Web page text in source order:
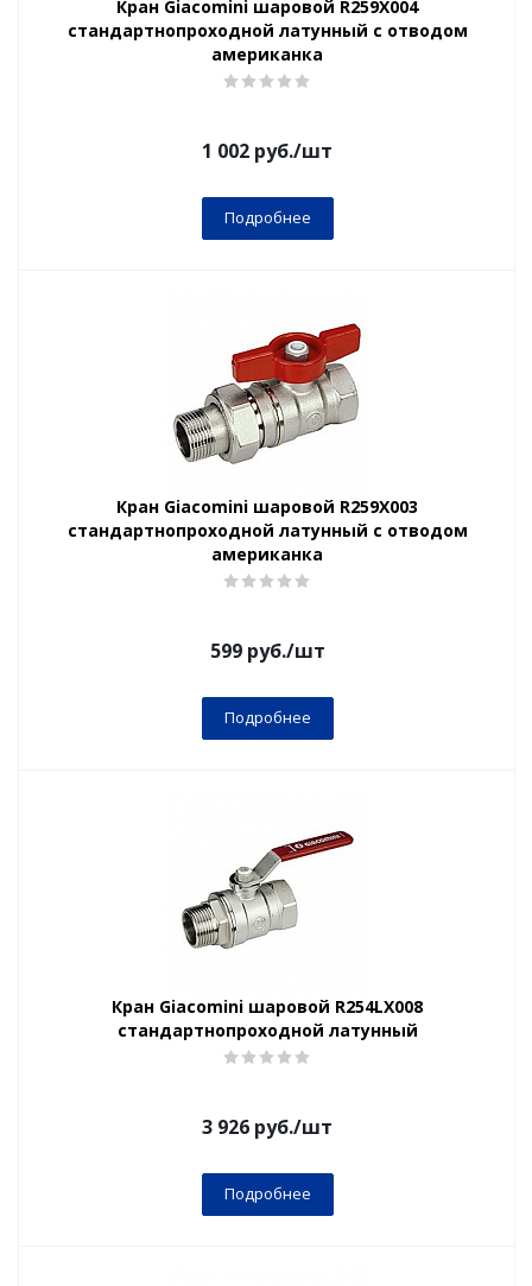
Кран Giacomini шаровой R259X004
стандартнопроходной латунный с отводом
американка
1 002 руб./шт
Подробнее
Кран Giacomini шаровой R259X003
стандартнопроходной латунный с отводом
американка
599руб./шт
Подробнее
Кран Giacomini шаровой R254LX008
стандартнопроходной латунный
3 926 руб./шт
Подробнее